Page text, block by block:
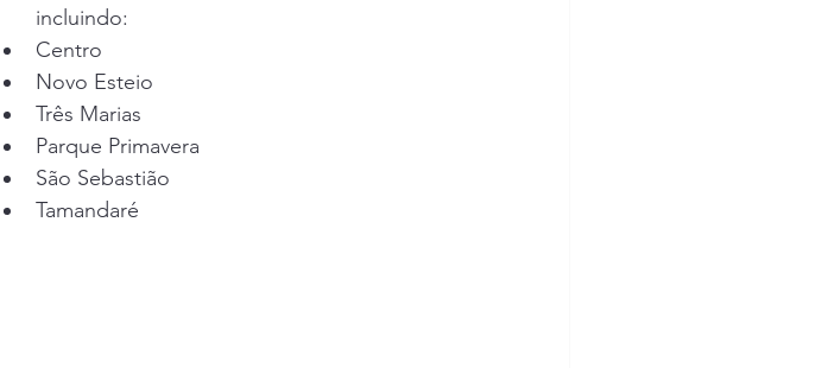
incluindo:
Centro
Novo Esteio
Três Marias
Parque Primavera
São Sebastião
Tamandaré